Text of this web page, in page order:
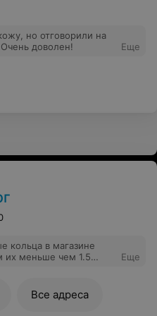
но отговорили на
доволен!
Еще
кольца в магазине
их меньше чем 1.5
кольца в царапинах,
что кольца мы не
домашними делами
в магазин по
Еще
Все адреса